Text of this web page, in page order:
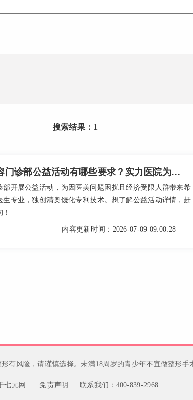
搜索结果：1
广州荔医医疗美容门诊部公益活动有哪些要求？实力医院为你解答
部开展公益活动，为因医美问题困扰且经济受限人群带来希
生专业，独创清奥馒化专利技术。想了解公益活动详情，赶
内容更新时间：2026-07-09 09:00:28
有风险，请谨慎选择。未满18周岁的青少年不宜做整形手
七元网 免责声明 联系我们：400-839-2968